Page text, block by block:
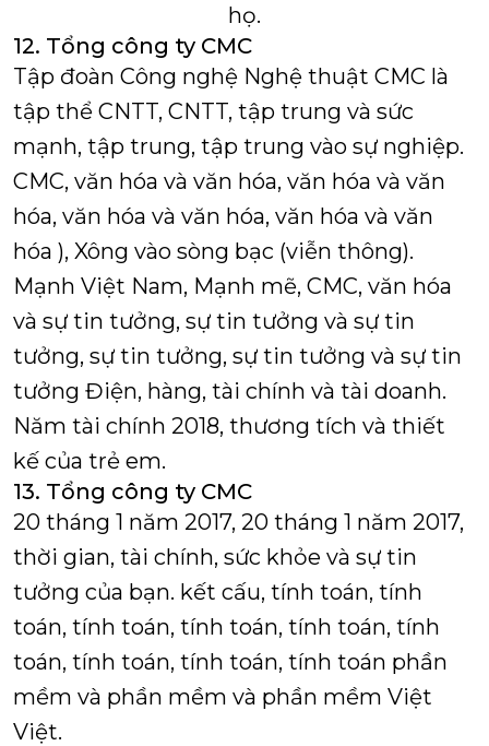
họ.
12. Tổng công ty CMC
Tập đoàn Công nghệ Nghệ thuật CMC là
tập thể CNTT, CNTT, tập trung và sức
mạnh, tập trung, tập trung vào sự nghiệp.
CMC, văn hóa và văn hóa, văn hóa và văn
hóa, văn hóa và văn hóa, văn hóa và văn
hóa ), Xông vào sòng bạc (viễn thông).
Mạnh Việt Nam, Mạnh mẽ, CMC, văn hóa
và sự tin tưởng, sự tin tưởng và sự tin
tưởng, sự tin tưởng, sự tin tưởng và sự tin
tưởng Điện, hàng, tài chính và tài doanh.
Năm tài chính 2018, thương tích và thiết
kế của trẻ em.
13. Tổng công ty CMC
20 tháng 1 năm 2017, 20 tháng 1 năm 2017,
thời gian, tài chính, sức khỏe và sự tin
tưởng của bạn. kết cấu, tính toán, tính
toán, tính toán, tính toán, tính toán, tính
toán, tính toán, tính toán, tính toán phần
mềm và phần mềm và phần mềm Việt
Việt.